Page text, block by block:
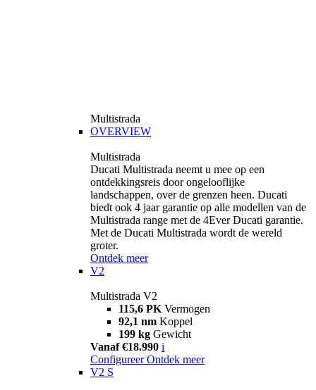
Multistrada
OVERVIEW
Multistrada
Ducati Multistrada neemt u mee op een
ontdekkingsreis door ongelooflijke
landschappen, over de grenzen heen. Ducati
biedt ook 4 jaar garantie op alle modellen van de
Multistrada range met de 4Ever Ducati garantie.
Met de Ducati Multistrada wordt de wereld
groter.
Ontdek meer
V2
Multistrada V2
115,6 PK Vermogen
92,1 nm Koppel
199 kg Gewicht
Vanaf €18.990 i
Configureer Ontdek meer
V2 S